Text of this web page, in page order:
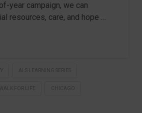
year campaign, we can
resources, care, and hope …
ALS LEARNING SERIES
FOR LIFE CHICAGO